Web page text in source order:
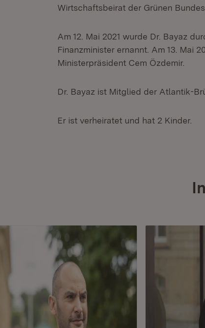
Wirtschaftsbeirat der Grünen
Am 12. Mai 2021 wurde Dr. Bayaz
Finanzminister ernannt. Am 13. Mai
Ministerpräsident Cem Özdemir.
Dr. Bayaz ist Mitglied der Atlantik-
Er ist verheiratet und hat 2 Kinder.